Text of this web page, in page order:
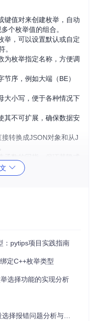
键值对来创建枚举，自动
个枚举值的组合。
举，可以设置默认或自定
。
为枚举指定名称，方便调
序，例如大端（BE）
大小写，便于各种情况下
其不可扩展，确保数据安
转换成JSON对象和从J
、获取枚举值等方法。
性和维护性。
枚举进行位操作，以表
额外依赖的情况下，在
相似的枚举支持。
态过滤器，使得条件更
以确保客户端始终使用
能提前发现可能的逻辑
：pytips项目实践指南
定C++枚举类型
选择功能的实现分析
报错问题分析与修复